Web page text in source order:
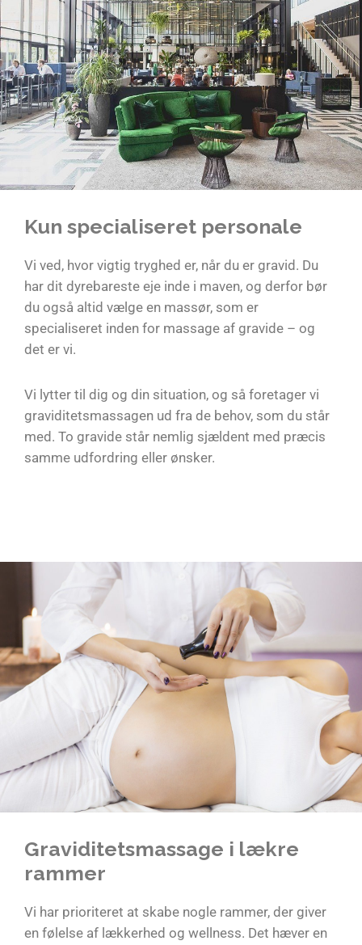
Kun specialiseret personale
Vi ved, hvor vigtig tryghed er, når du er gravid. Du
har dit dyrebareste eje inde i maven, og derfor bør
du også altid vælge en massør, som er
specialiseret inden for massage af gravide – og
det er vi.
Vi lytter til dig og din situation, og så foretager vi
graviditetsmassagen ud fra de behov, som du står
med. To gravide står nemlig sjældent med præcis
samme udfordring eller ønsker.
Graviditetsmassage i lækre
rammer
Vi har prioriteret at skabe nogle rammer, der giver
en følelse af lækkerhed og wellness. Det hæver en